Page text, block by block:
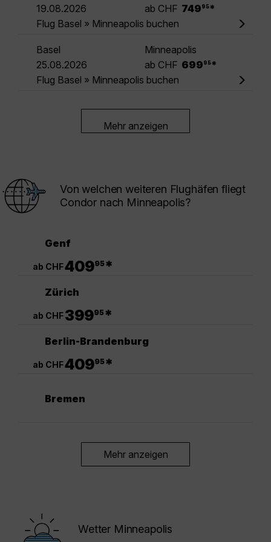
19.08.2026
ab CHF 749 95 *
Flug Basel » Minneapolis buchen
Basel
Minneapolis
25.08.2026
ab CHF 699 95 *
Flug Basel » Minneapolis buchen
Mehr anzeigen
Von welchen weiteren Flughäfen fliegt
Condor nach Minneapolis?
Genf
ab CHF40995*
Zürich
ab CHF39995*
Berlin-Brandenburg
ab CHF40995*
Bremen
Mehr anzeigen
Wetter Minneapolis